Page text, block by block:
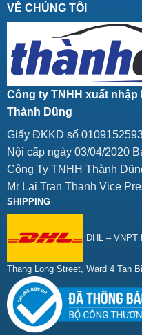
VỀ CHÚNG TÔI
Công ty TNHH xuất
Thành Dũng
Giấy ĐKKD số
Nội cấp ngày 03/04/2020
Công Ty TNHH Thành
Mr Lai Tran Thanh Vice
SHIPPING
DHL – VNPT
Thang Long Street, Ward 4 Tan